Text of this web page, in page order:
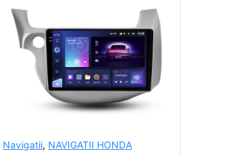
Navigatii, NAVIGATII HONDA